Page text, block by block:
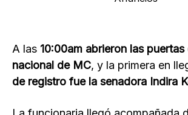
A las 10:00am abrieron las
nacional de MC, y la primera en
de registro fue la senadora Indira